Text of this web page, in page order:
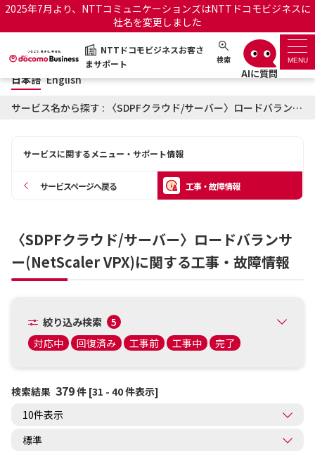
2025年7月より、NTTコミュニケーションズはNTTドコモビジネスに
社名を変更しました
NTTドコモビジネスお客さ
まサポート
検索 MENU
NTTドコモビジネスお客さまサポート 日本語 English
サポートトップ
OCNのお客さまはこちら
工事・故障情報通知サー
ビス
日本語 English
サービス名から探す : 〈SDPFクラウド/サーバー〉ロードバランサー(NetScaler VPX)に関する工事・故障情報
サービスに関するメニュー・サポート情報
サービスページへ戻る 工事・故障情報
〈SDPFクラウド/サーバー〉ロードバランサ
ー(NetScaler VPX)に関する工事・故障情報
絞り込み検索
5
対応中
回復済み 工事前 工事中 完了
検索結果 379件 [31 - 40 件表示]